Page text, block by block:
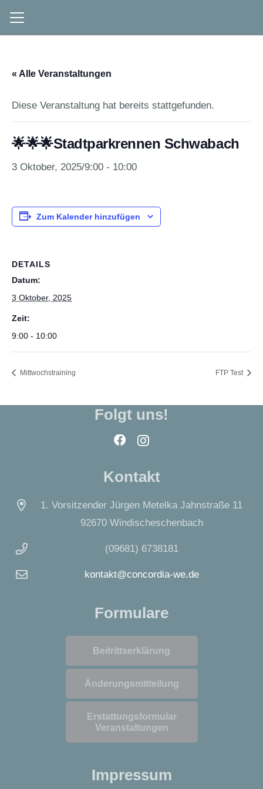
« Alle Veranstaltungen
Diese Veranstaltung hat bereits stattgefunden.
🌟🌟🌟Stadtparkrennen Schwabach
3 Oktober, 2025/9:00 - 10:00
Zum Kalender hinzufügen
DETAILS
Datum:
3 Oktober, 2025
Zeit:
9:00 - 10:00
Mittwochstraining FTP Test
Folgt uns!
Kontakt
1. Vorsitzender Jürgen Metelka Jahnstraße 11
92670 Windischeschenbach
(09681) 6738181
kontakt@concordia-we.de
Formulare
Beitrittserklärung
Änderungsmitteilung
Erstattungsformular
Veranstaltungen
Impressum